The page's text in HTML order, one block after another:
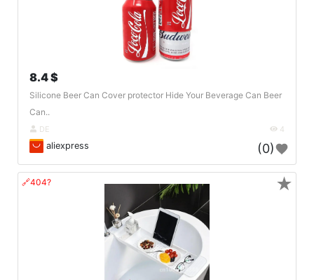
8.4 $
Silicone Beer Can Cover protector Hide Your Beverage Can Beer
Can..
DE 4
aliexpress (0)
🔗404? ★